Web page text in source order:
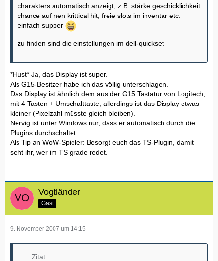
charakters automatisch anzeigt, z.B. stärke geschicklichkeit
chance auf nen krittical hit, freie slots im inventar etc.
einfach supper
zu finden sind die einstellungen im dell-quickset
*Hust* Ja, das Display ist super.
Als G15-Besitzer habe ich das völlig unterschlagen.
Das Display ist ähnlich dem aus der G15 Tastatur von Logitech,
mit 4 Tasten + Umschalttaste, allerdings ist das Display etwas
kleiner (Pixelzahl müsste gleich bleiben).
Nervig ist unter Windows nur, dass er automatisch durch die
Plugins durchschaltet.
Als Tip an WoW-Spieler: Besorgt euch das TS-Plugin, damit
seht ihr, wer im TS grade redet.
Vogtländer
Gast
9. November 2007 um 14:15
Zitat